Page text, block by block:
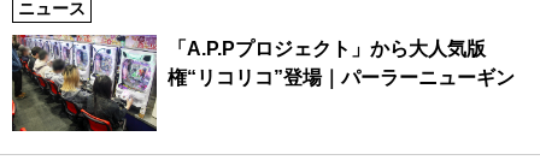
ニュース
「A.P.Pプロジェクト」から大人気版
権“リコリコ”登場｜パーラーニューギン